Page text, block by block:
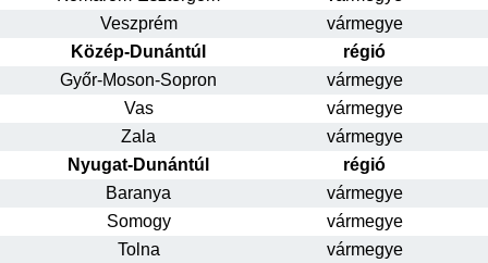
Veszprém
vármegye
Közép-Dunántúl
régió
Győr-Moson-Sopron
vármegye
Vas
vármegye
Zala
vármegye
Nyugat-Dunántúl
régió
Baranya
vármegye
Somogy
vármegye
Tolna
vármegye